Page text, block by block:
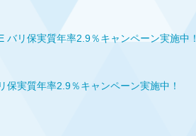
バリ保実質年率2.9％キャンペーン実施中！
保実質年率2.9％キャンペーン実施中！